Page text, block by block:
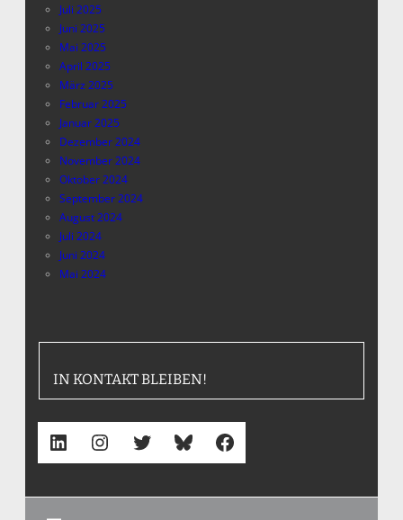
Juli 2025
Juni 2025
Mai 2025
April 2025
März 2025
Februar 2025
Januar 2025
Dezember 2024
November 2024
Oktober 2024
September 2024
August 2024
Juli 2024
Juni 2024
Mai 2024
IN KONTAKT BLEIBEN!
LinkedIn Instagram Twitter Bluesky Facebook